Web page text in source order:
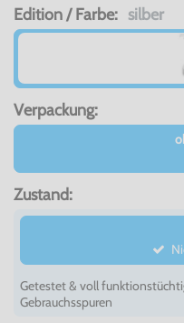
Edition / Farbe: silber
Verpackung:
Zustand:
Getestet & voll
Gebrauchsspuren